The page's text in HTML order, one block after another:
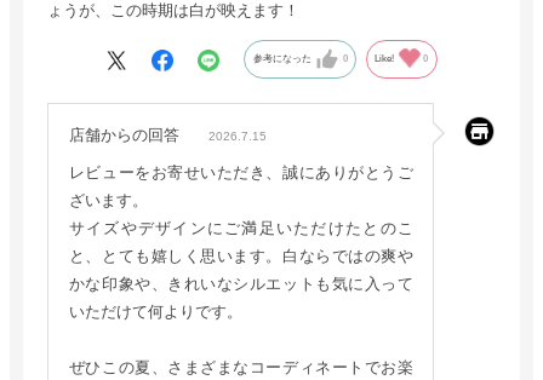
ょうが、この時期は白が映えます！
参考になった 0 Like! 0
店舗からの回答 2026.7.15
レビューをお寄せいただき、誠にありがとうご
ざいます。
サイズやデザインにご満足いただけたとのこ
と、とても嬉しく思います。白ならではの爽や
かな印象や、きれいなシルエットも気に入って
いただけて何よりです。
ぜひこの夏、さまざまなコーディネートでお楽